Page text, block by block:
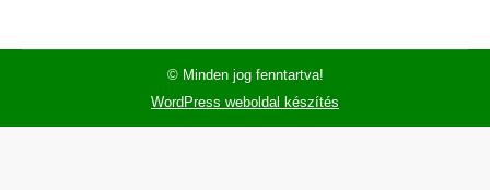
© Minden jog fenntartva!
WordPress weboldal készítés